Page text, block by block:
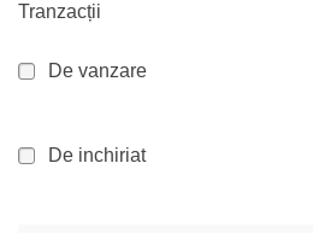
Tranzacții
De vanzare
De inchiriat